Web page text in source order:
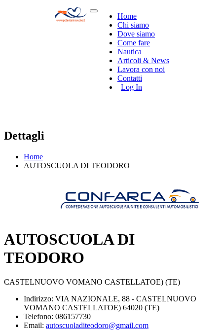
Home
Chi siamo
Dove siamo
Come fare
Nautica
Articoli & News
Lavora con noi
Contatti
Log In
Dettagli
Home
AUTOSCUOLA DI TEODORO
AUTOSCUOLA DI
TEODORO
CASTELNUOVO VOMANO CASTELLATOE) (TE)
Indirizzo: VIA NAZIONALE, 88 - CASTELNUOVO
VOMANO CASTELLATOE) 64020 (TE)
Telefono: 086157730
Email: autoscuoladiteodoro@gmail.com